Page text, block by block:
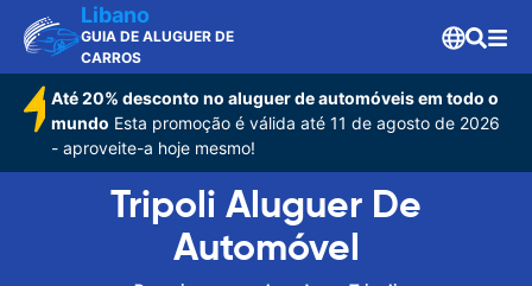
Libano
GUIA DE ALUGUER DE
CARROS
Até 20% desconto no aluguer de automóveis em todo o
mundo Esta promoção é válida até 11 de agosto de 2026
- aproveite-a hoje mesmo!
Tripoli Aluguer De
Automóvel